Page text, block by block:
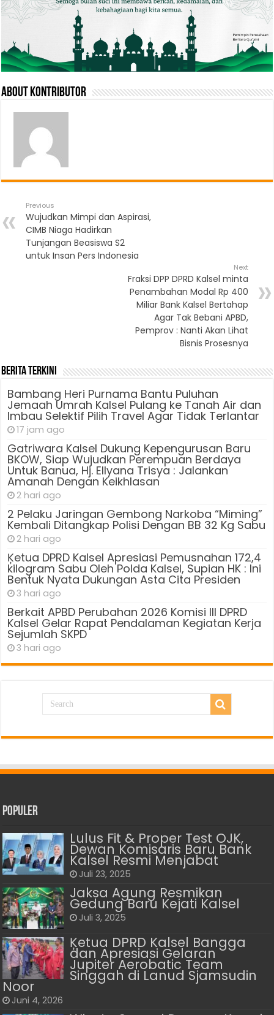
About Kontributor
Previous
Wujudkan Mimpi dan Aspirasi,
CIMB Niaga Hadirkan
Tunjangan Beasiswa S2
untuk Insan Pers Indonesia
Next
Fraksi DPP DPRD Kalsel minta
Penambahan Modal Rp 400
Miliar Bank Kalsel Bertahap
Agar Tak Bebani APBD,
Pemprov : Nanti Akan Lihat
Bisnis Prosesnya
Berita Terkini
Bambang Heri Purnama Bantu Puluhan
Jemaah Umrah Kalsel Pulang ke Tanah Air dan
Imbau Selektif Pilih Travel Agar Tidak Terlantar
17 jam ago
Gatriwara Kalsel Dukung Kepengurusan Baru
BKOW, Siap Wujudkan Perempuan Berdaya
Untuk Banua, Hj. Ellyana Trisya : Jalankan
Amanah Dengan Keikhlasan
2 hari ago
2 Pelaku Jaringan Gembong Narkoba “Miming”
Kembali Ditangkap Polisi Dengan BB 32 Kg Sabu
2 hari ago
Ķetua DPRD Kalsel Apresiasi Pemusnahan 172,4
kilogram Sabu Oleh Polda Kalsel, Supian HK : Ini
Bentuk Nyata Dukungan Asta Cita Presiden
3 hari ago
Berkait APBD Perubahan 2026 Komisi III DPRD
Kalsel Gelar Rapat Pendalaman Kegiatan Kerja
Sejumlah SKPD
3 hari ago
Populer
Lulus Fit & Proper Test OJK,
Dewan Komisaris Baru Bank
Kalsel Resmi Menjabat
Juli 23, 2025
Jaksa Agung Resmikan
Gedung Baru Kejati Kalsel
Juli 3, 2025
Ķetua DPRD Kalsel Bangga
dan Apresiasi Gelaran
Jupiter Aerobatic Team
Singgah di Lanud Sjamsudin
Noor
Juni 4, 2026